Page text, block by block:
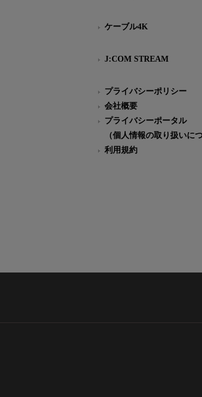
ケーブル4K
J:COM STREAM
プライバシーポリシー
会社概要
プライバシーポータル
（個人情報の取り扱いに
利用規約